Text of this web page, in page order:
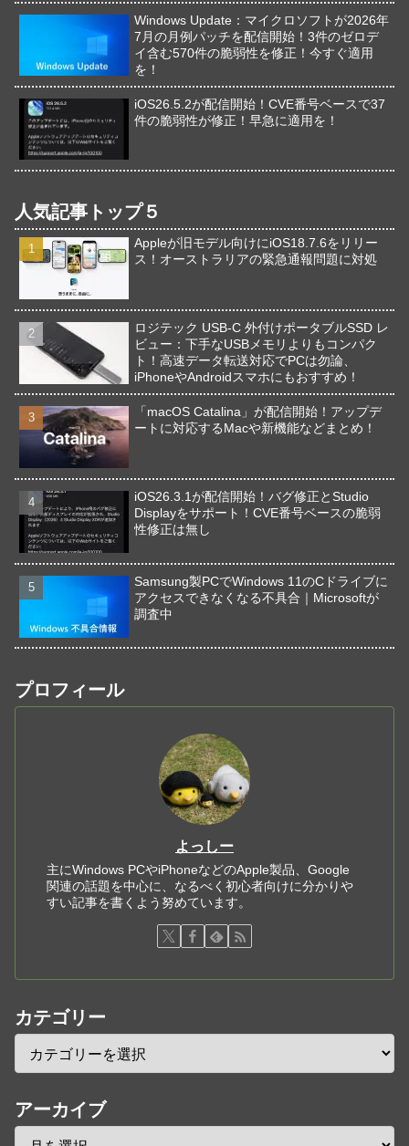
Windows Update：マイクロソフトが2026年
7月の月例パッチを配信開始！3件のゼロデ
イ含む570件の脆弱性を修正！今すぐ適用
を！
iOS26.5.2が配信開始！CVE番号ベースで37
件の脆弱性が修正！早急に適用を！
人気記事トップ５
Appleが旧モデル向けにiOS18.7.6をリリー
ス！オーストラリアの緊急通報問題に対処
ロジテック USB-C 外付けポータブルSSD レ
ビュー：下手なUSBメモリよりもコンパク
ト！高速データ転送対応でPCは勿論、
iPhoneやAndroidスマホにもおすすめ！
「macOS Catalina」が配信開始！アップデ
ートに対応するMacや新機能などまとめ！
iOS26.3.1が配信開始！バグ修正とStudio
Displayをサポート！CVE番号ベースの脆弱
性修正は無し
Samsung製PCでWindows 11のCドライブに
アクセスできなくなる不具合｜Microsoftが
調査中
プロフィール
よっしー
主にWindows PCやiPhoneなどのApple製品、Google
関連の話題を中心に、なるべく初心者向けに分かりや
すい記事を書くよう努めています。
カテゴリー
アーカイブ